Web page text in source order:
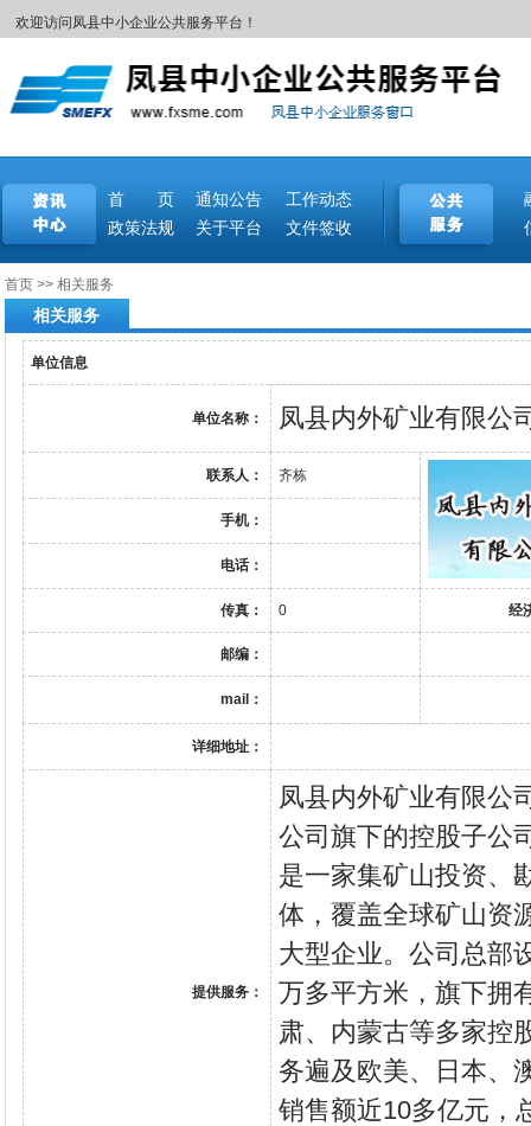
欢迎访问凤县中小企业公共服务平台！
首 页 通知公告 工作动态
政策法规
关于平台 文件签收
首页>> 相关服务
相关服务
单位信息
单位名称： 凤县内外矿业有限公
联系人： 齐栋
手机：
电话：
传真： 0 经
邮编：
mail：
详细地址：
提供服务：
凤县内外矿业有限公
公司旗下的控股子公
是一家集矿山投资、
体，覆盖全球矿山资
大型企业。公司总部
万多平方米，旗下拥
肃、内蒙古等多家控
务遍及欧美、日本、
销售额近10多亿元，